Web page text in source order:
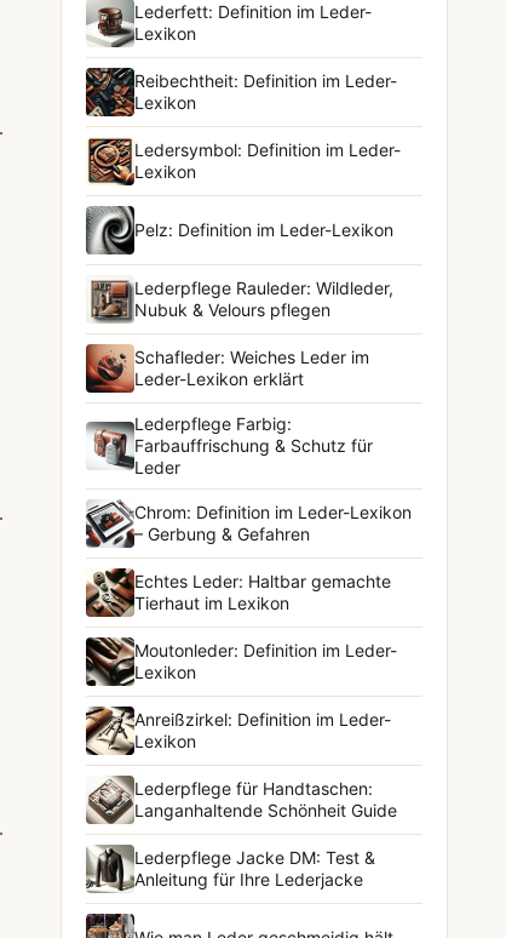
Lederfett: Definition im Leder-
Lexikon
Reibechtheit: Definition im Leder-
Lexikon
Ledersymbol: Definition im Leder-
Lexikon
Pelz: Definition im Leder-Lexikon
Lederpflege Rauleder: Wildleder,
Nubuk & Velours pflegen
Schafleder: Weiches Leder im
Leder-Lexikon erklärt
Lederpflege Farbig:
Farbauffrischung & Schutz für
Leder
Chrom: Definition im Leder-Lexikon
– Gerbung & Gefahren
Echtes Leder: Haltbar gemachte
Tierhaut im Lexikon
Moutonleder: Definition im Leder-
Lexikon
Anreißzirkel: Definition im Leder-
Lexikon
Lederpflege für Handtaschen:
Langanhaltende Schönheit Guide
Lederpflege Jacke DM: Test &
Anleitung für Ihre Lederjacke